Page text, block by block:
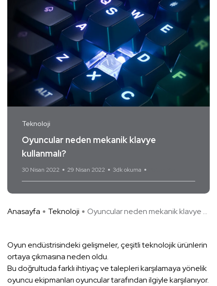
Teknoloji
Oyuncular neden mekanik klavye
kullanmalı?
30 Nisan 2022 29 Nisan 2022 3dk okuma
Anasayfa Teknoloji Oyuncular neden mekanik klavye ...
Oyun endüstrisindeki gelişmeler, çeşitli teknolojik ürünlerin
ortaya çıkmasına neden oldu.
Bu doğrultuda farklı ihtiyaç ve talepleri karşılamaya yönelik
oyuncu ekipmanları oyuncular tarafından ilgiyle karşılanıyor.